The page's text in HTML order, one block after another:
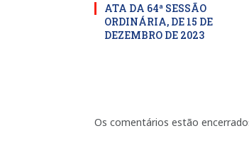
ATA DA 64ª SESSÃO
ORDINÁRIA, DE 15 DE
DEZEMBRO DE 2023
Os comentários estão